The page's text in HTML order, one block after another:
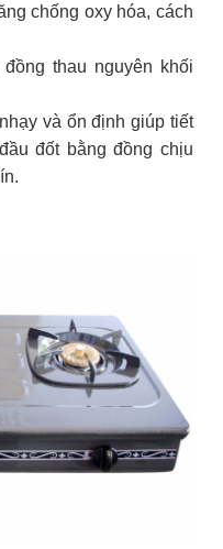
chống oxy hóa, cách
thau nguyên khối
và ổn định giúp tiết
đốt bằng đồng chịu